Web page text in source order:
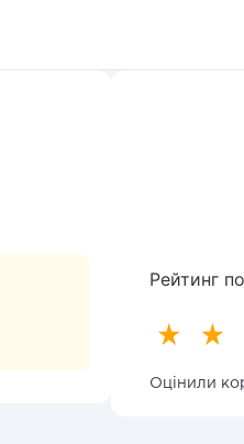
Рейтинг
Оцінили